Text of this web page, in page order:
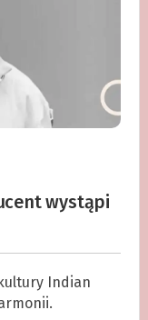
wystąpi
Indian